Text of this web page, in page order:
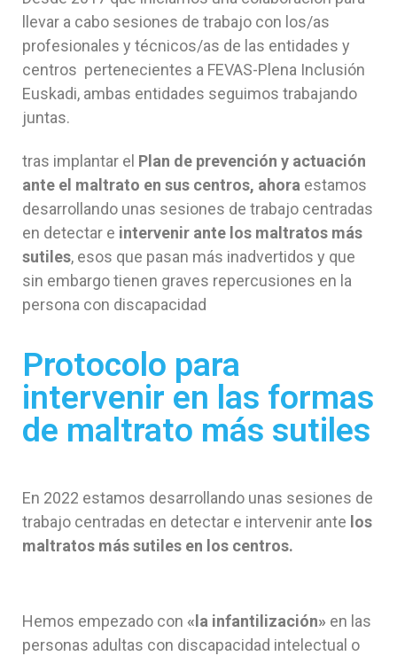
llevar a cabo sesiones de trabajo con los/as
profesionales y técnicos/as de las entidades y
centros pertenecientes a FEVAS-Plena Inclusión
Euskadi, ambas entidades seguimos trabajando
juntas.
tras implantar el Plan de prevención y actuación
ante el maltrato en sus centros, ahora estamos
desarrollando unas sesiones de trabajo centradas
en detectar e intervenir ante los maltratos más
sutiles, esos que pasan más inadvertidos y que
sin embargo tienen graves repercusiones en la
persona con discapacidad
Protocolo para
intervenir en las formas
de maltrato más sutiles
En 2022 estamos desarrollando unas sesiones de
trabajo centradas en detectar e intervenir ante los
maltratos más sutiles en los centros.
Hemos empezado con «la infantilización» en las
personas adultas con discapacidad intelectual o